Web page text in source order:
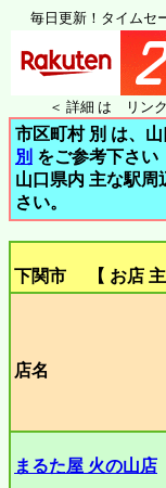
毎日更新！タイムセ
＜ 詳細 は リン
市区町村 別 は、山
別 をご参考下さい
山口県内 主な駅周
さい。
下関市 【 お店 主
店名
まるた屋 火の山店